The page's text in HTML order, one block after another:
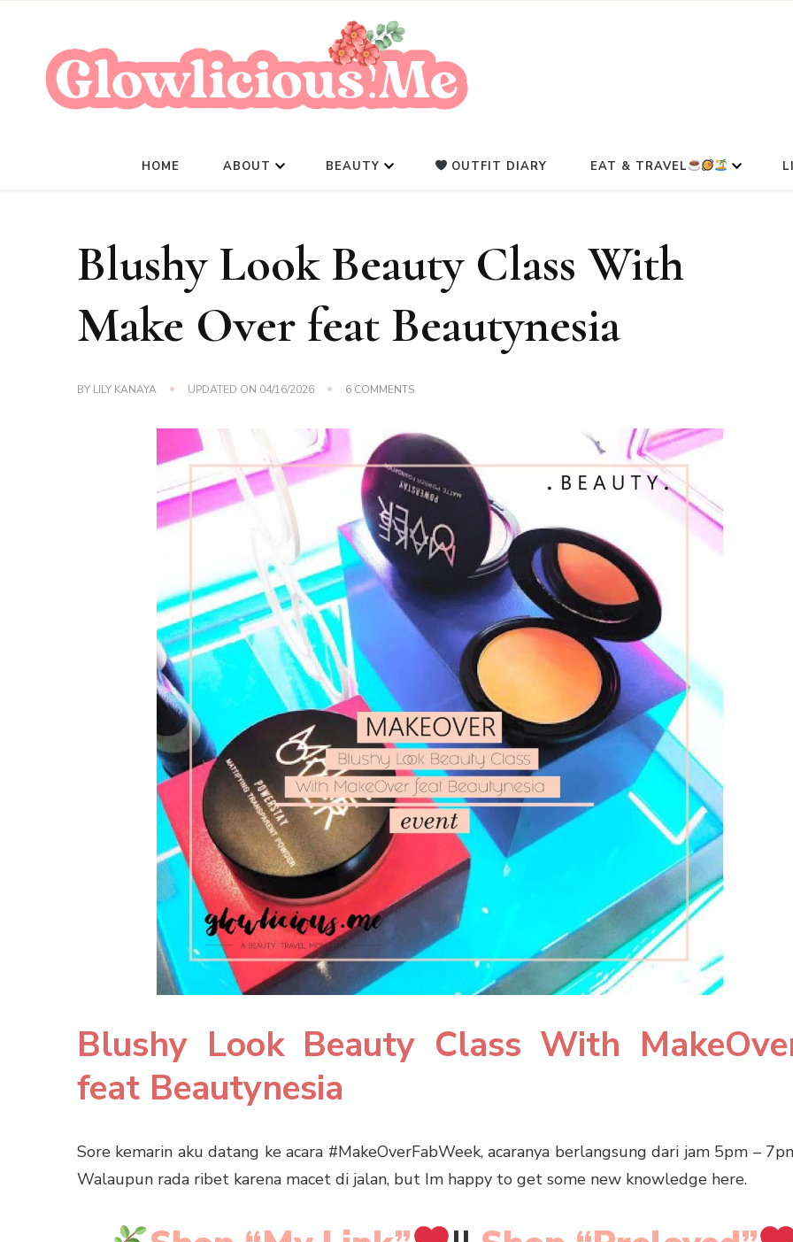
HOME ABOUT BEAUTY OUTFIT DIARY EAT & TRAVEL
Blushy Look Beauty Class With
Make Over feat Beautynesia
BY LILY KANAYA UPDATED ON 04/16/2026 6 COMMENTSON
BEAUTY
CLASS
WITH
MAKE
OVER
FEAT
BEAUTYNESIA
Blushy Look Beauty Class With
feat Beautynesia
Sore kemarin aku datang ke acara #MakeOverFabWeek, acaranya berlangsung dari jam 5pm –
Walaupun rada ribet karena macet di jalan, but Im happy to get some new knowledge here.